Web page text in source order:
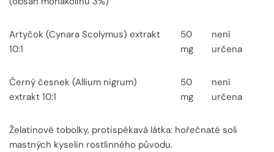
Artyčok (Cynara Scolymus) extrakt
10:1
50
mg
není
určena
Černý česnek (Allium nigrum)
extrakt 10:1
50
mg
není
určena
Želatinové tobolky, protispékavá látka: hořečnaté soli
mastných kyselin rostlinného původu.